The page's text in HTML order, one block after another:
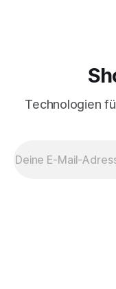
Technologien